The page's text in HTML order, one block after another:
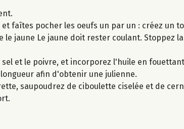
faîtes pocher les oeufs un par un : créez un
jaune Le jaune doit rester coulant. Stoppez
et le poivre, et incorporez l'huile en
afin d'obtenir une julienne.
saupoudrez de ciboulette ciselée et de